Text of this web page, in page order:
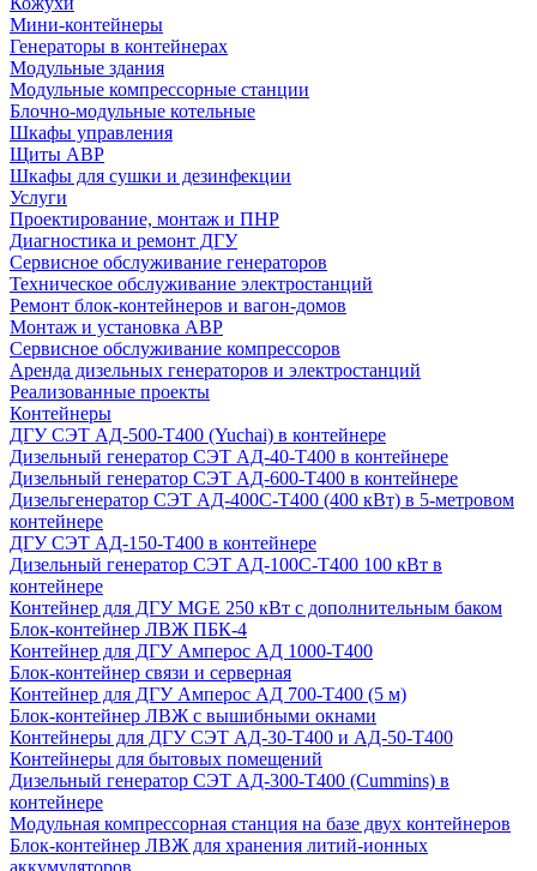
Мини-контейнеры
Генераторы в контейнерах
Модульные здания
Модульные компрессорные станции
Блочно-модульные котельные
Шкафы управления
Щиты АВР
Шкафы для сушки и дезинфекции
Услуги
Проектирование, монтаж и ПНР
Диагностика и ремонт ДГУ
Сервисное обслуживание генераторов
Техническое обслуживание электростанций
Ремонт блок-контейнеров и вагон-домов
Монтаж и установка АВР
Сервисное обслуживание компрессоров
Аренда дизельных генераторов и электростанций
Реализованные проекты
Контейнеры
ДГУ СЭТ АД-500-Т400 (Yuchai) в контейнере
Дизельный генератор СЭТ АД-40-Т400 в контейнере
Дизельный генератор СЭТ АД-600-Т400 в контейнере
Дизельгенератор СЭТ АД-400С-Т400 (400 кВт) в 5-метровом
контейнере
ДГУ СЭТ АД-150-Т400 в контейнере
Дизельный генератор СЭТ АД-100С-Т400 100 кВт в
контейнере
Контейнер для ДГУ MGE 250 кВт с дополнительным баком
Блок-контейнер ЛВЖ ПБК-4
Контейнер для ДГУ Амперос АД 1000-Т400
Блок-контейнер связи и серверная
Контейнер для ДГУ Амперос АД 700-Т400 (5 м)
Блок-контейнер ЛВЖ с вышибными окнами
Контейнеры для ДГУ СЭТ АД-30-Т400 и АД-50-Т400
Контейнеры для бытовых помещений
Дизельный генератор СЭТ АД-300-Т400 (Cummins) в
контейнере
Модульная компрессорная станция на базе двух контейнеров
Блок-контейнер ЛВЖ для хранения литий-ионных
аккумуляторов